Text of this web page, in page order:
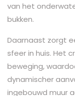
van het
bukken.
Daarnaast zorgt
sfeer in huis. Het
beweging,
dynamischer
ingebouwd muur